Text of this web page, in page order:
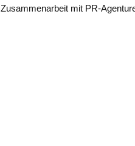
Zusammenarbeit mit PR-